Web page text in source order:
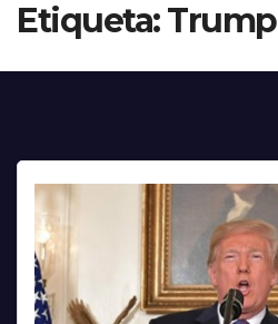
Etiqueta:Trump